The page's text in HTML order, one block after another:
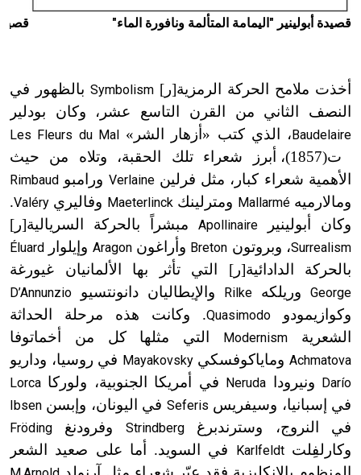
قصيدة أبولينير "اليمامة المتألمة ونافورة الماء"
أخذت ملامح الحركة الرمزية[ر] Symbolism بالظهور في
النصف الثاني من القرن التاسع عشر، وكان بودلير
Baudelaire ، الذي كتب «أزهار الشر»Les Fleurs du Mal
ت(1857)
، أبرز شعراء تلك الحقبة، وتلاه من حيث
الأهمية شعراء كبار، مثل فرلينVerlaine ورامبو Rimbaud
ومالارميهMallarmé ومترلينك Maeterlinck وفاليري Valéry
.
وكان أبولينير Apollinaire مبشراً بالحركة السريالية[ر]
Surrealism، وبروتون Breton وأراغونAragon وإيلوار Éluard
بالحركة الدادائية[ر] التي تأثر بها الألمانيان غيورغة
George وريلكه Rilke والإيطاليان دانونتسيو D’Annunzio
وكوازيمودو Quasimodo. وكانت هذه مرحلة الحداثة
الشعرية Modernism التي مثلها كل من أخماتوفا
AchmatovaوماياكوفسكيMayakovsky في روسيا، وداريو
Darío ونيرودا Neruda في أمريكا الجنوبية، ولوركا Lorca
في إسبانيا، وسيفريس Seferis في اليونان، وإبسن Ibsen
في النروج، وسترندبرغStrindberg وفرودنغ Fröding
وكارلفِلتKarlfeldt
في السويد. أما على صعيد الشعر